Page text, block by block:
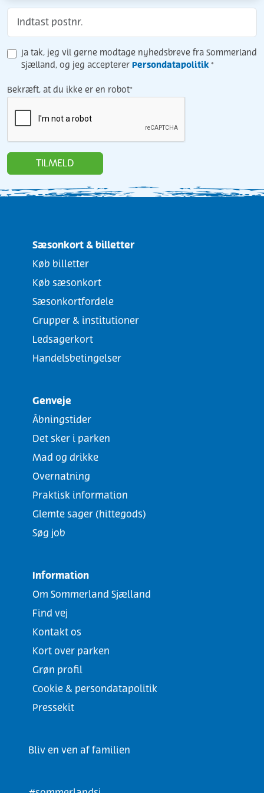
Ja tak, jeg vil gerne modtage nyhedsbreve fra Sommerland
Sjælland, og jeg accepterer Persondatapolitik *
Bekræft, at du ikke er en robot*
TILMELD
Sæsonkort & billetter
Køb billetter
Køb sæsonkort
Sæsonkortfordele
Grupper & institutioner
Ledsagerkort
Handelsbetingelser
Genveje
Åbningstider
Det sker i parken
Mad og drikke
Overnatning
Praktisk information
Glemte sager (hittegods)
Søg job
Information
Om Sommerland Sjælland
Find vej
Kontakt os
Kort over parken
Grøn profil
Cookie & persondatapolitik
Pressekit
Bliv en ven af familien